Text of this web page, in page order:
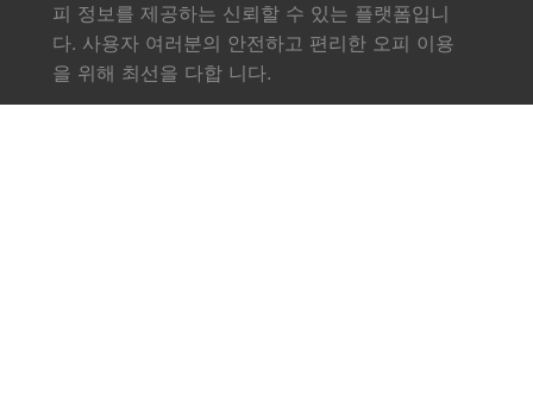
피 정보를 제공하는 신뢰할 수 있는 플랫폼입니
다. 사용자 여러분의 안전하고 편리한 오피 이용
을 위해 최선을 다합 니다.